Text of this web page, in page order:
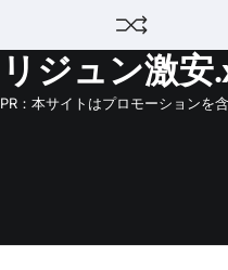
リジュン激安
PR：本サイトはプロモーションを